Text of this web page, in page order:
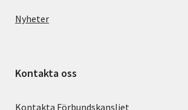
Nyheter
Kontakta oss
Kontakta Förbundskansliet